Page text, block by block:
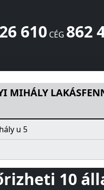
610CÉG 862
SZÖVETKEZET
MIHÁLY
u 5
10